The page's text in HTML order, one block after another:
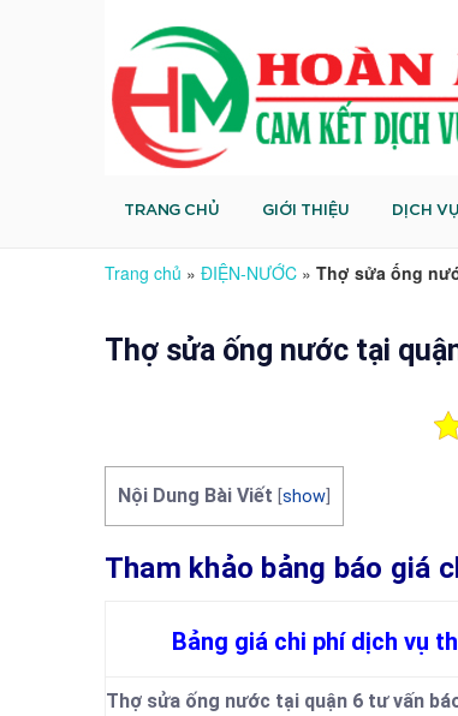
TRANG CHỦ GIỚI THIỆU DỊCH VỤ
Trang chủ » ĐIỆN-NƯỚC » Thợ sửa ống
Thợ sửa ống nước tại
Nội Dung Bài Viết show
Tham khảo bảng báo giá
Bảng giá chi phí dịch vụ
Thợ sửa ống nước tại quận 6 tư vấn